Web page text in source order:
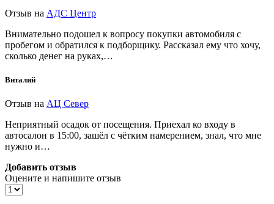
Отзыв на АДС Центр
Внимательно подошел к вопросу покупки автомобиля с
пробегом и обратился к подборщику. Рассказал ему что хочу,
сколько денег на руках,…
Виталий
Отзыв на АЦ Север
Неприятный осадок от посещения. Приехал ко входу в
автосалон в 15:00, зашёл с чётким намерением, знал, что мне
нужно и…
Добавить отзыв
Оцените и напишите отзыв